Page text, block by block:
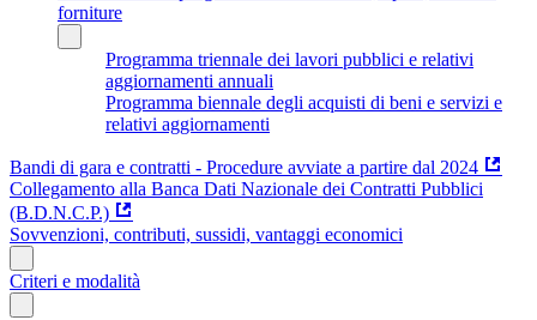
forniture
Programma triennale dei lavori pubblici e relativi
aggiornamenti annuali
Programma biennale degli acquisti di beni e servizi e
relativi aggiornamenti
Bandi di gara e contratti - Procedure avviate a partire dal 2024
Collegamento alla Banca Dati Nazionale dei Contratti Pubblici
(B.D.N.C.P.)
Sovvenzioni, contributi, sussidi, vantaggi economici
Criteri e modalità